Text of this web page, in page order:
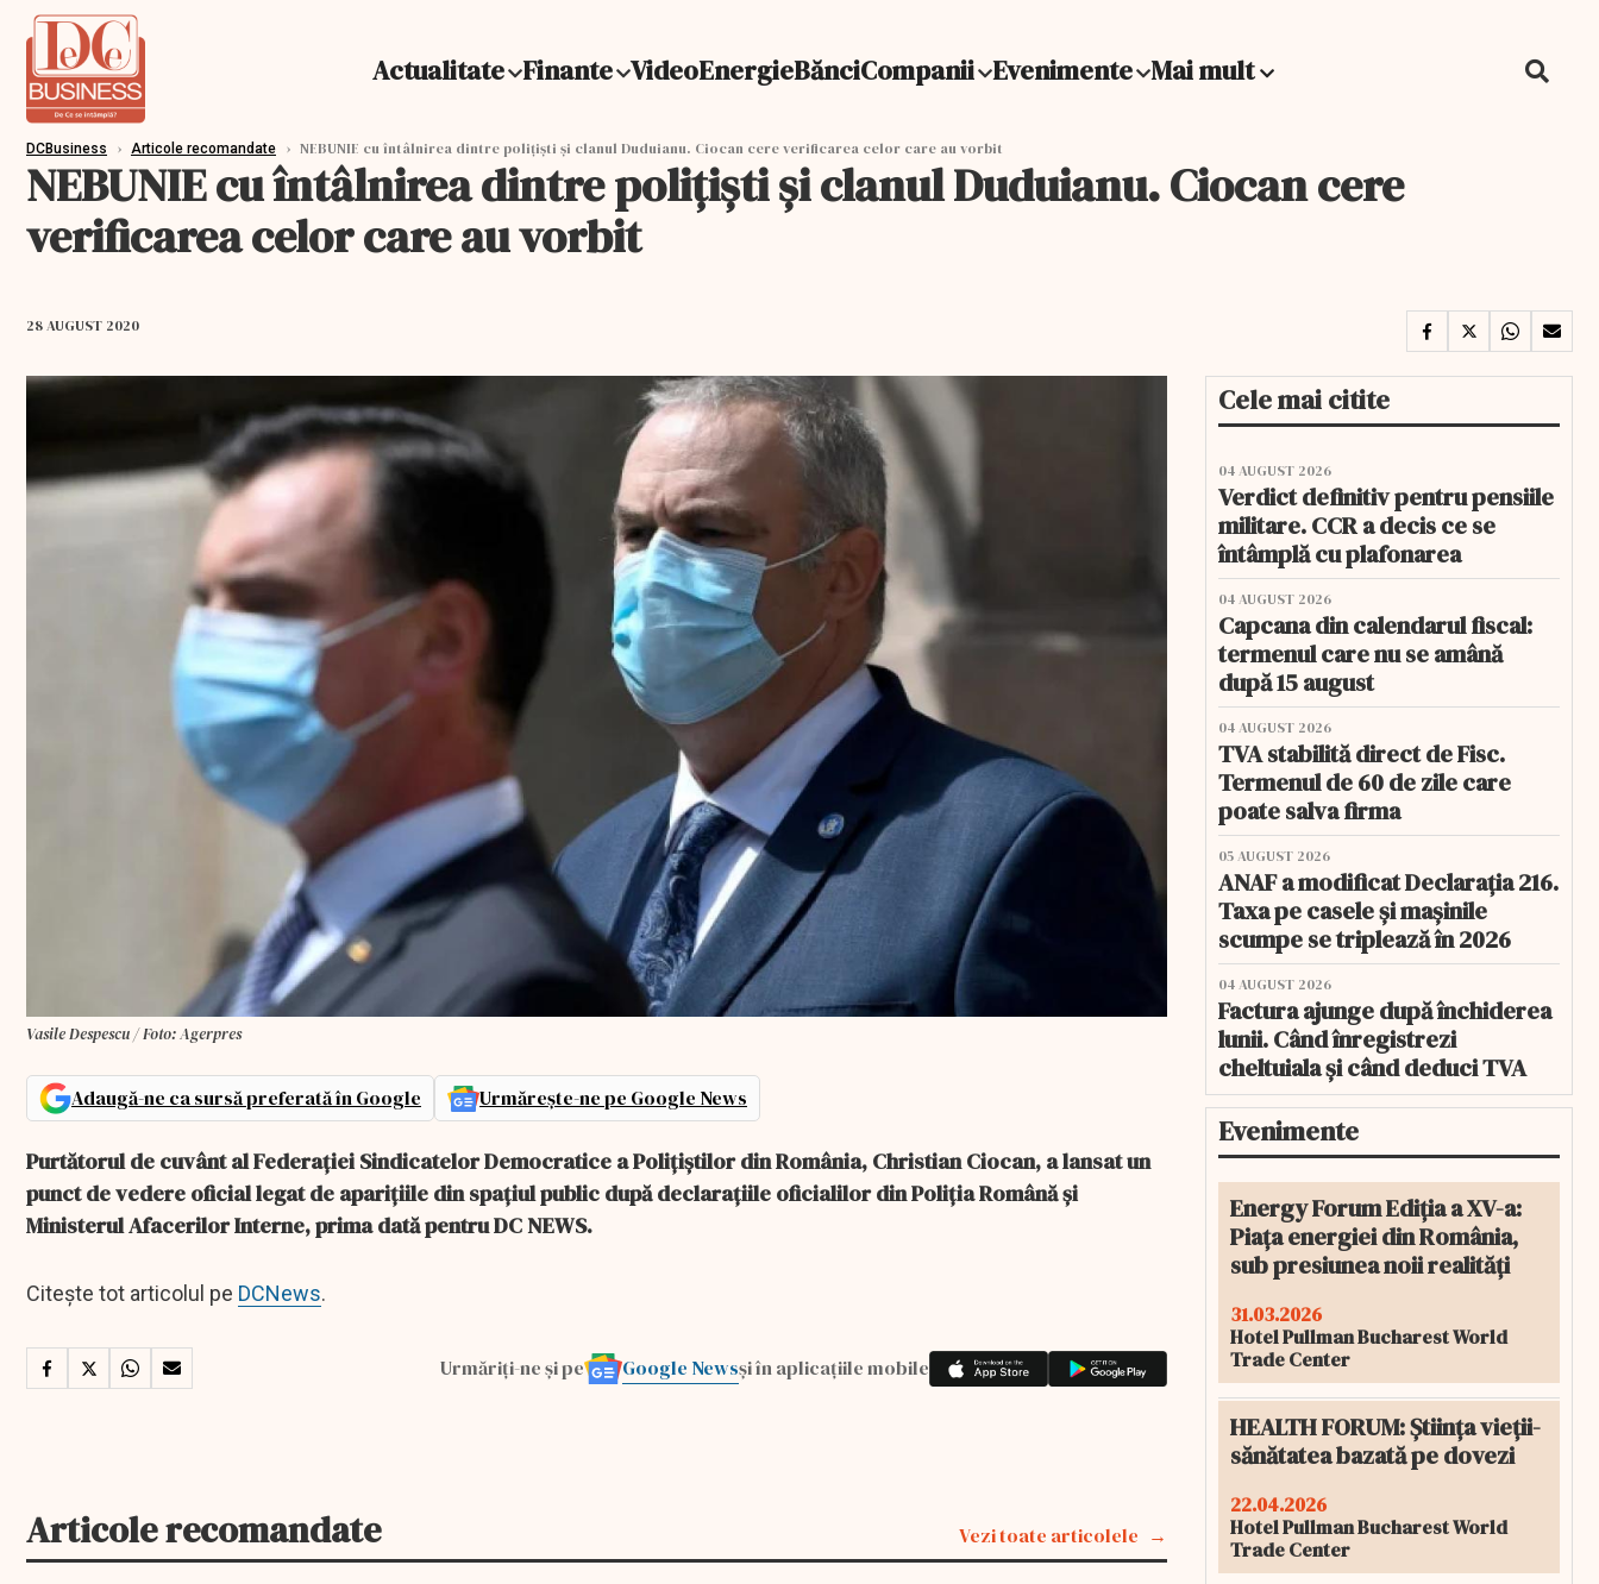
Actualitate Finante VideoEnergieBănciCompanii Evenimente Mai mult
DCBusiness › Articole recomandate › NEBUNIE cu întâlnirea dintre polițiști și clanul Duduianu. Ciocan cere verificarea celor care au vorbit
NEBUNIE cu întâlnirea dintre polițiști și clanul Duduianu. Ciocan cere
verificarea celor care au vorbit
28 AUGUST 2020
Vasile Despescu / Foto: Agerpres
Adaugă-ne ca sursă preferată în Google Urmărește-ne pe Google News
Purtătorul de cuvânt al Federației Sindicatelor Democratice a Polițiștilor din România, Christian Ciocan, a lansat un
punct de vedere oficial legat de aparițiile din spațiul public după declarațiile oficialilor din Poliția Română și
Ministerul Afacerilor Interne, prima dată pentru DC NEWS.
Citește tot articolul pe DCNews.
Urmăriți-ne și pe Google Newsși în aplicațiile mobile
Articole recomandate Vezi toate articolele
Cele mai citite
04 AUGUST 2026
Verdict definitiv pentru pensiile
militare. CCR a decis ce se
întâmplă cu plafonarea
04 AUGUST 2026
Capcana din calendarul fiscal:
termenul care nu se amână
după 15 august
04 AUGUST 2026
TVA stabilită direct de Fisc.
Termenul de 60 de zile care
poate salva firma
05 AUGUST 2026
ANAF a modificat Declarația 216.
Taxa pe casele și mașinile
scumpe se triplează în 2026
04 AUGUST 2026
Factura ajunge după închiderea
lunii. Când înregistrezi
cheltuiala și când deduci TVA
Evenimente
Energy Forum Ediția a XV-a:
Piața energiei din România,
sub presiunea noii realități
31.03.2026
Hotel Pullman Bucharest World
Trade Center
HEALTH FORUM: Știința vieții-
sănătatea bazată pe dovezi
22.04.2026
Hotel Pullman Bucharest World
Trade Center